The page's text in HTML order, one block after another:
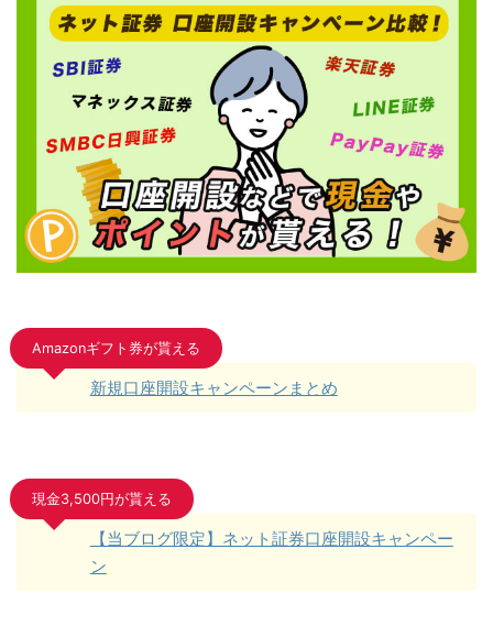
Amazonギフト券が貰える
新規口座開設キャンペーンまとめ
現金3,500円が貰える
【当ブログ限定】ネット証券口座開設キャンペー
ン